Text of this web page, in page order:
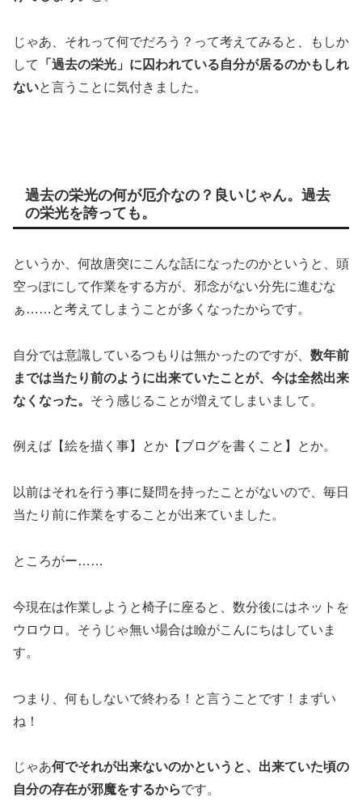
じゃあ、それって何でだろう？って考えてみると、もしか
して
「過去の栄光」に囚われている自分が居るのかもしれ
ないと言うことに気付きました。
過去の栄光の何が厄介なの？良いじゃん。過去
の栄光を誇っても。
というか、何故唐突にこんな話になったのかというと、頭
空っぽにして作業をする方が、邪念がない分先に進むな
ぁ……と考えてしまうことが多くなったからです。
自分では意識しているつもりは無かったのですが、 数年前
までは当たり前のように出来ていたことが、今は全然出来
なくなった。 そう感じることが増えてしまいまして。
例えば【絵を描く事】とか【ブログを書くこと】とか。
以前はそれを行う事に疑問を持ったことがないので、毎日
当たり前に作業をすることが出来ていました。
ところがー……
今現在は作業しようと椅子に座ると、数分後にはネットを
ウロウロ。そうじゃ無い場合は瞼がこんにちはしていま
す。
つまり、何もしないで終わる！と言うことです！まずい
ね！
じゃあ何でそれが出来ないのかというと、出来ていた頃の
自分の存在が邪魔をするからです。